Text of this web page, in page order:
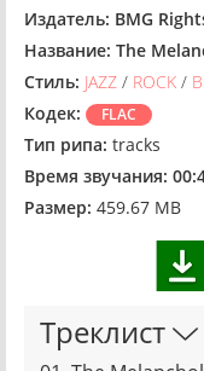
Издатель: BMG
Название: The
Стиль: JAZZ / ROCK /
Кодек:
FLAC
Тип рипа: tracks
Время звучания:
Размер: 459.67 MB
Треклист